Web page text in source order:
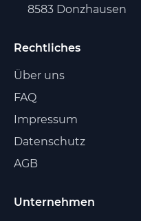
8583 Donzhausen
Rechtliches
Über uns
FAQ
Impressum
Datenschutz
AGB
Unternehmen